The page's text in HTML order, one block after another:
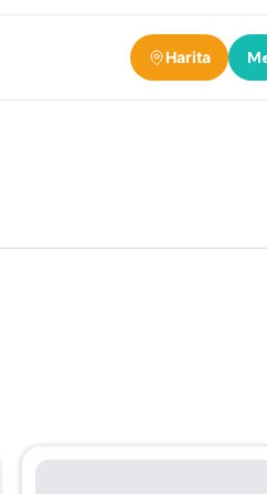
Harita